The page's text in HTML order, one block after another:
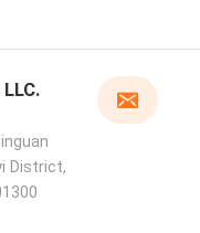
District,